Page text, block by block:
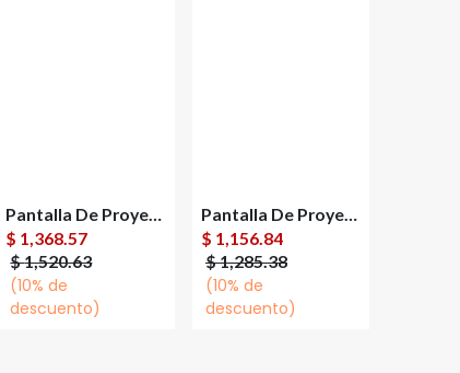
Agregar al
carrito
Pantalla De Proyección Multimedia Screens Tripie Portátil 70"
$ 1,368.57
$1,520.63
(10% de
descuento)
Agregar al
carrito
Pantalla De Proyección Multimedia Screens Tripie Portátil MST-152 84''
$ 1,156.84
$1,285.38
(10% de
descuento)